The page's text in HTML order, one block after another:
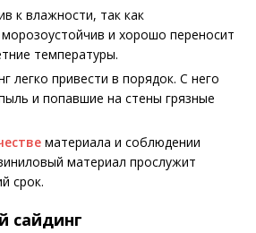
к влажности, так как
морозоустойчив и хорошо переносит
температуры.
легко привести в порядок. С него
и попавшие на стены грязные
материала и соблюдении
материал прослужит
срок.
сайдинг